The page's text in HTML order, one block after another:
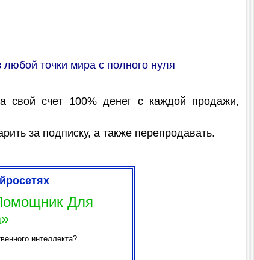
точки мира с полного нуля
свой счет 100% денег с каждой продажи,
за подписку, а также перепродавать.
Для
интеллекта?